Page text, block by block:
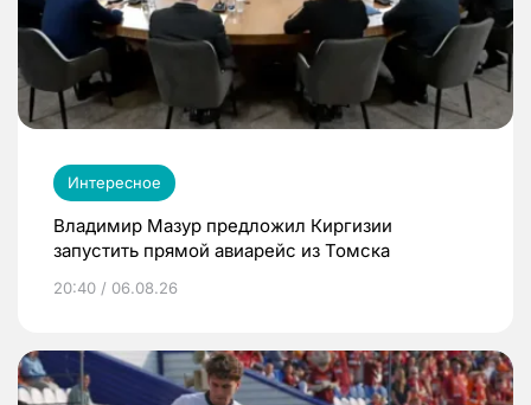
Интересное
Владимир Мазур предложил Киргизии
запустить прямой авиарейс из Томска
20:40 / 06.08.26